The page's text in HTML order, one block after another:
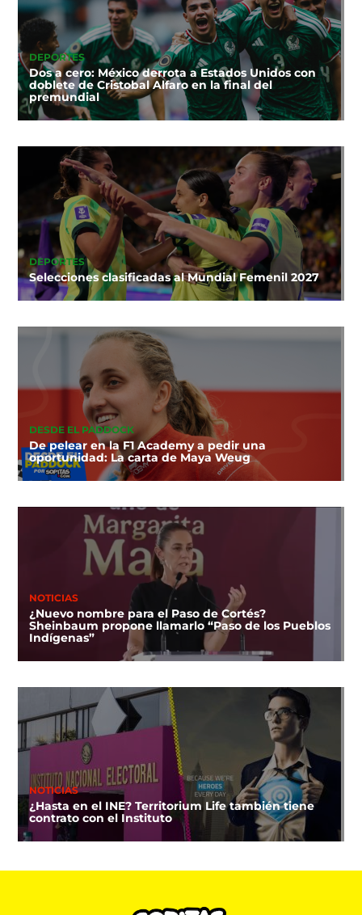
DEPORTES
Dos a cero: México derrota a Estados Unidos con
doblete de Cristobal Alfaro en la final del
premundial
DEPORTES
Selecciones clasificadas al Mundial Femenil 2027
DESDE EL PADDOCK
De pelear en la F1 Academy a pedir una
oportunidad: La carta de Maya Weug
NOTICIAS
¿Nuevo nombre para el Paso de Cortés?
Sheinbaum propone llamarlo “Paso de los Pueblos
Indígenas”
NOTICIAS
¿Hasta en el INE? Territorium Life también tiene
contrato con el Instituto